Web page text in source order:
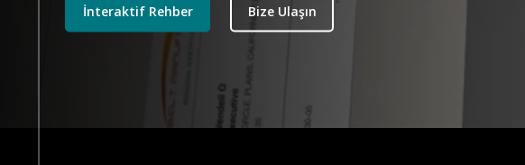
İnteraktif Rehber Bize Ulaşın